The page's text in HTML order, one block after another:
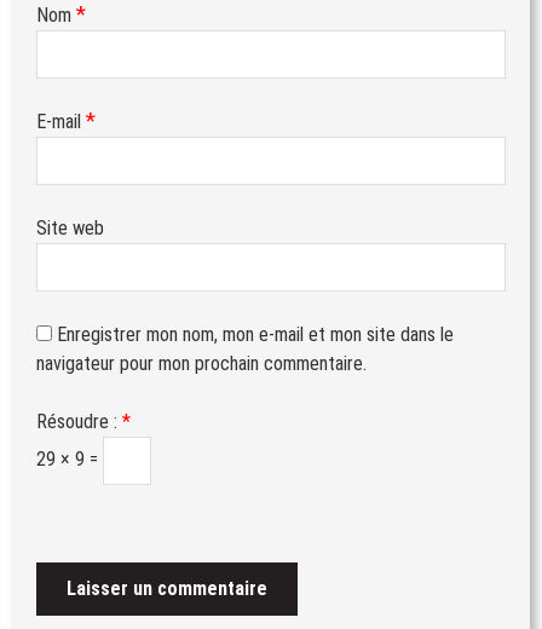
Nom *
E-mail *
Site web
Enregistrer mon nom, mon e-mail et mon site dans le
navigateur pour mon prochain commentaire.
Résoudre : *
29 × 9 =